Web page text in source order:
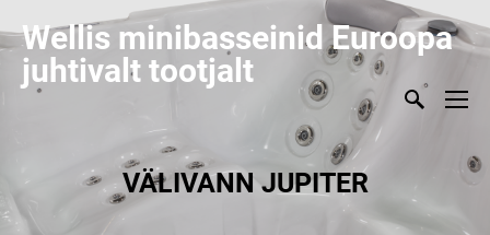
Wellis minibasseinid Euroopa
juhtivalt tootjalt
VÄLIVANN JUPITER